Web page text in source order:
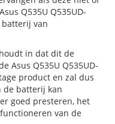
Q535U Q535UD-
batterij van
in dat dit de
Asus Q535U Q535UD-
product en zal dus
de batterij kan
goed presteren, het
van de